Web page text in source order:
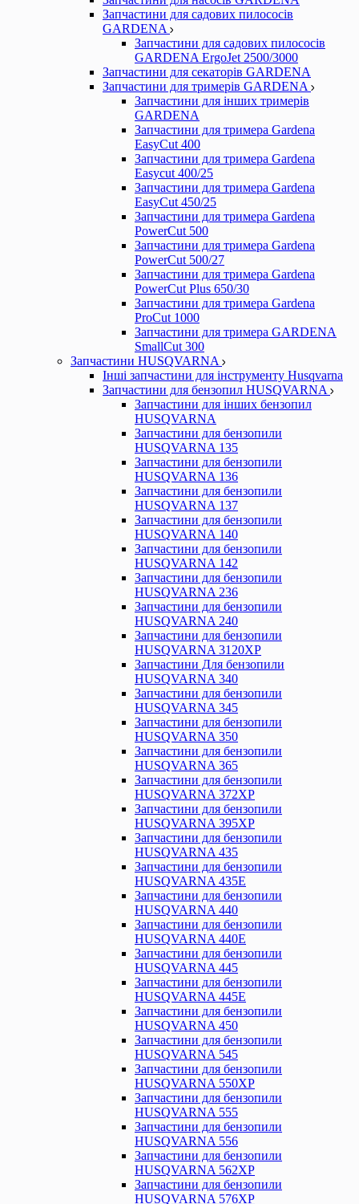
Запчастини для садових пилососів
GARDENA
Запчастини для садових пилососів
GARDENA ErgoJet 2500/3000
Запчастини для секаторів GARDENA
Запчастини для тримерів GARDENA
Запчастини для інших тримерів
GARDENA
Запчастини для тримера Gardena
EasyCut 400
Запчастини для тримера Gardena
Easycut 400/25
Запчастини для тримера Gardena
EasyCut 450/25
Запчастини для тримера Gardena
PowerCut 500
Запчастини для тримера Gardena
PowerCut 500/27
Запчастини для тримера Gardena
PowerCut Plus 650/30
Запчастини для тримера Gardena
ProCut 1000
Запчастини для тримера GARDENA
SmallCut 300
Запчастини HUSQVARNA
Інші запчастини для інструменту Husqvarna
Запчастини для бензопил HUSQVARNA
Запчастини для інших бензопил
HUSQVARNA
Запчастини для бензопили
HUSQVARNA 135
Запчастини для бензопили
HUSQVARNA 136
Запчастини для бензопили
HUSQVARNA 137
Запчастини для бензопили
HUSQVARNA 140
Запчастини для бензопили
HUSQVARNA 142
Запчастини для бензопили
HUSQVARNA 236
Запчастини для бензопили
HUSQVARNA 240
Запчастини для бензопили
HUSQVARNA 3120XP
Запчастини Для бензопили
HUSQVARNA 340
Запчастини для бензопили
HUSQVARNA 345
Запчастини для бензопили
HUSQVARNA 350
Запчастини для бензопили
HUSQVARNA 365
Запчастини для бензопили
HUSQVARNA 372XP
Запчастини для бензопили
HUSQVARNA 395XP
Запчастини для бензопили
HUSQVARNA 435
Запчастини для бензопили
HUSQVARNA 435E
Запчастини для бензопили
HUSQVARNA 440
Запчастини для бензопили
HUSQVARNA 440Е
Запчастини для бензопили
HUSQVARNA 445
Запчастини для бензопили
HUSQVARNA 445E
Запчастини для бензопили
HUSQVARNA 450
Запчастини для бензопили
HUSQVARNA 545
Запчастини для бензопили
HUSQVARNA 550ХР
Запчастини для бензопили
HUSQVARNA 555
Запчастини для бензопили
HUSQVARNA 556
Запчастини для бензопили
HUSQVARNA 562ХР
Запчастини для бензопили
HUSQVARNA 576XP